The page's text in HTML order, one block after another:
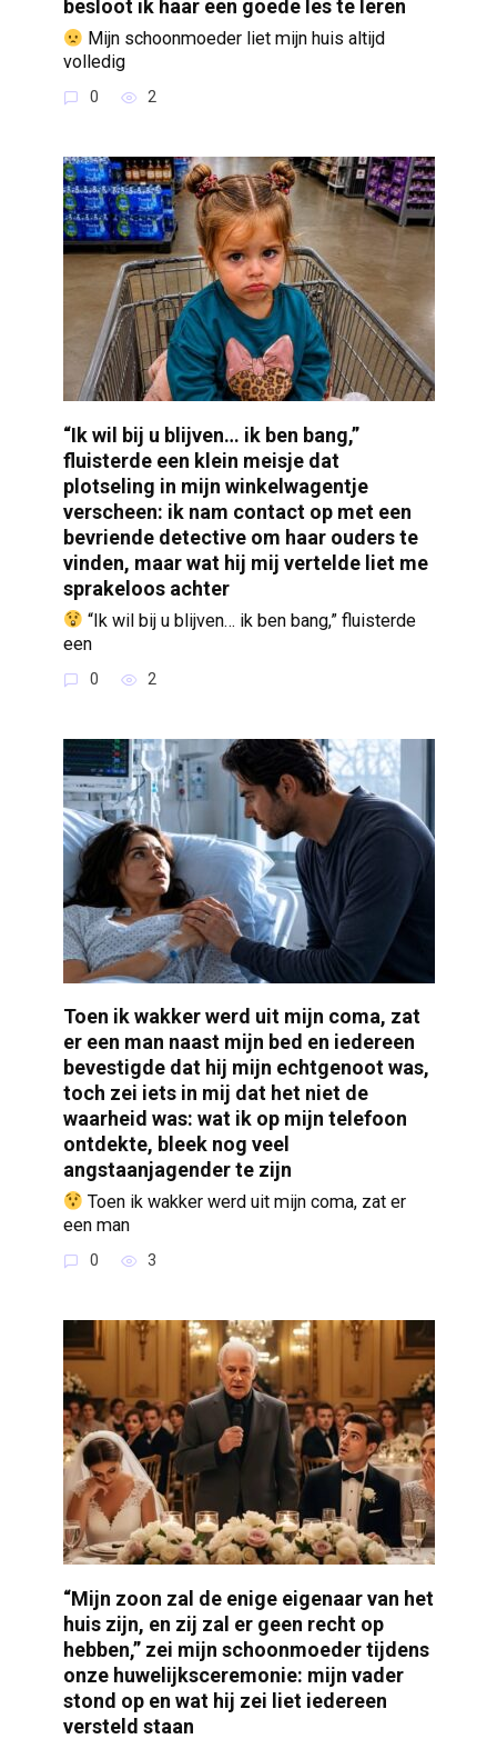
besloot ik haar een goede les te leren
Mijn schoonmoeder liet mijn huis altijd
volledig
0 2
“Ik wil bij u blijven… ik ben bang,”
fluisterde een klein meisje dat
plotseling in mijn winkelwagentje
verscheen: ik nam contact op met een
bevriende detective om haar ouders te
vinden, maar wat hij mij vertelde liet me
sprakeloos achter
“Ik wil bij u blijven… ik ben bang,” fluisterde
een
0 2
Toen ik wakker werd uit mijn coma, zat
er een man naast mijn bed en iedereen
bevestigde dat hij mijn echtgenoot was,
toch zei iets in mij dat het niet de
waarheid was: wat ik op mijn telefoon
ontdekte, bleek nog veel
angstaanjagender te zijn
Toen ik wakker werd uit mijn coma, zat er
een man
0 3
“Mijn zoon zal de enige eigenaar van het
huis zijn, en zij zal er geen recht op
hebben,” zei mijn schoonmoeder tijdens
onze huwelijksceremonie: mijn vader
stond op en wat hij zei liet iedereen
versteld staan